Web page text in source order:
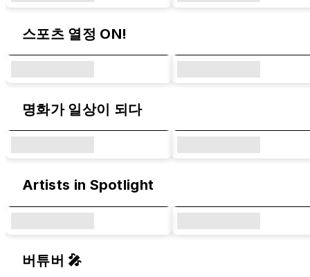
스포츠 열정 ON!
명화가 일상이 되다
Artists in Spotlight
버튜버 🎤